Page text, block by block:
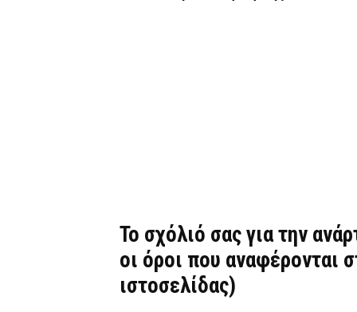
Το σχόλιό σας για την
οι όροι που αναφέρονται
ιστοσελίδας)